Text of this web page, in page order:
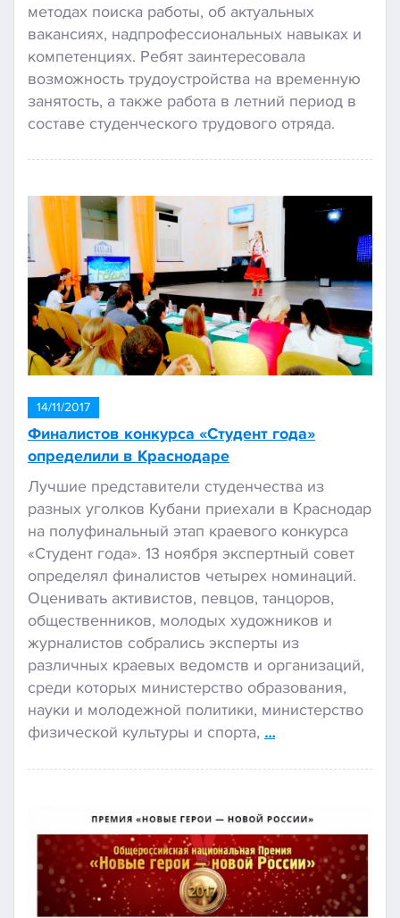
методах поиска работы, об актуальных
вакансиях, надпрофессиональных навыках и
компетенциях. Ребят заинтересовала
возможность трудоустройства на временную
занятость, а также работа в летний период в
составе студенческого трудового отряда.
14/11/2017
Финалистов конкурса «Студент года»
определили в Краснодаре
Лучшие представители студенчества из
разных уголков Кубани приехали в Краснодар
на полуфинальный этап краевого конкурса
«Студент года». 13 ноября экспертный совет
определял финалистов четырех номинаций.
Оценивать активистов, певцов, танцоров,
общественников, молодых художников и
журналистов собрались эксперты из
различных краевых ведомств и организаций,
среди которых министерство образования,
науки и молодежной политики, министерство
физической культуры и спорта, …